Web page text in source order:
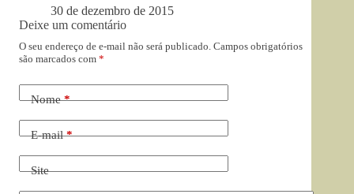
30 de dezembro de 2015
Deixe um comentário
O seu endereço de e-mail não será publicado. Campos obrigatórios
são marcados com *
Nome*
E-mail*
Site